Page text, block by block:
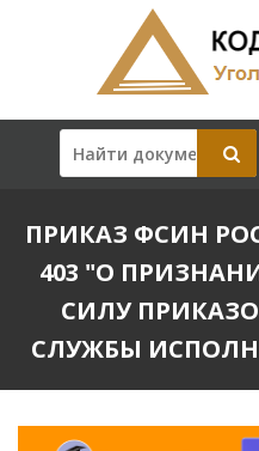
ПРИКАЗ ФСИН
403 "О
СИЛУ
СЛУЖБЫ